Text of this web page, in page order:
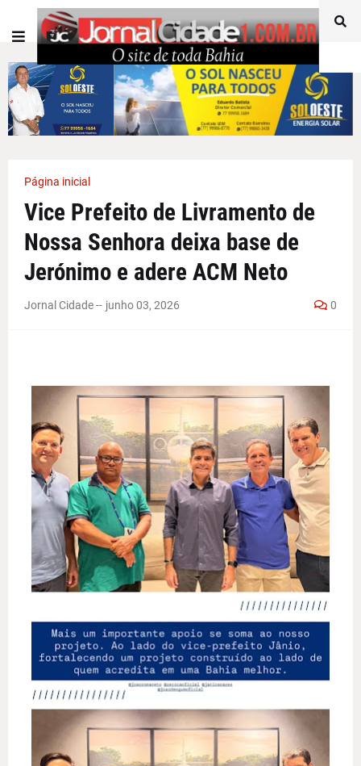
Página inicial
Vice Prefeito de Livramento de
Nossa Senhora deixa base de
Jerónimo e adere ACM Neto
Jornal Cidade -- junho 03, 2026 0